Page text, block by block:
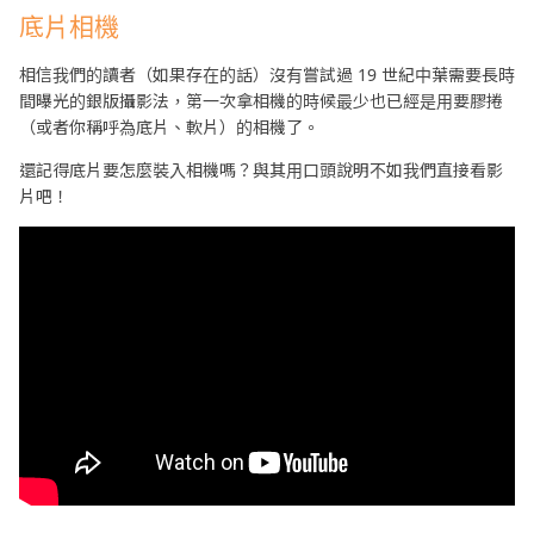
底片相機
相信我們的讀者（如果存在的話）沒有嘗試過 19 世紀中葉需要長時
間曝光的銀版攝影法，第一次拿相機的時候最少也已經是用要膠捲
（或者你稱呼為底片、軟片）的相機了。
還記得底片要怎麼裝入相機嗎？與其用口頭說明不如我們直接看影
片吧！